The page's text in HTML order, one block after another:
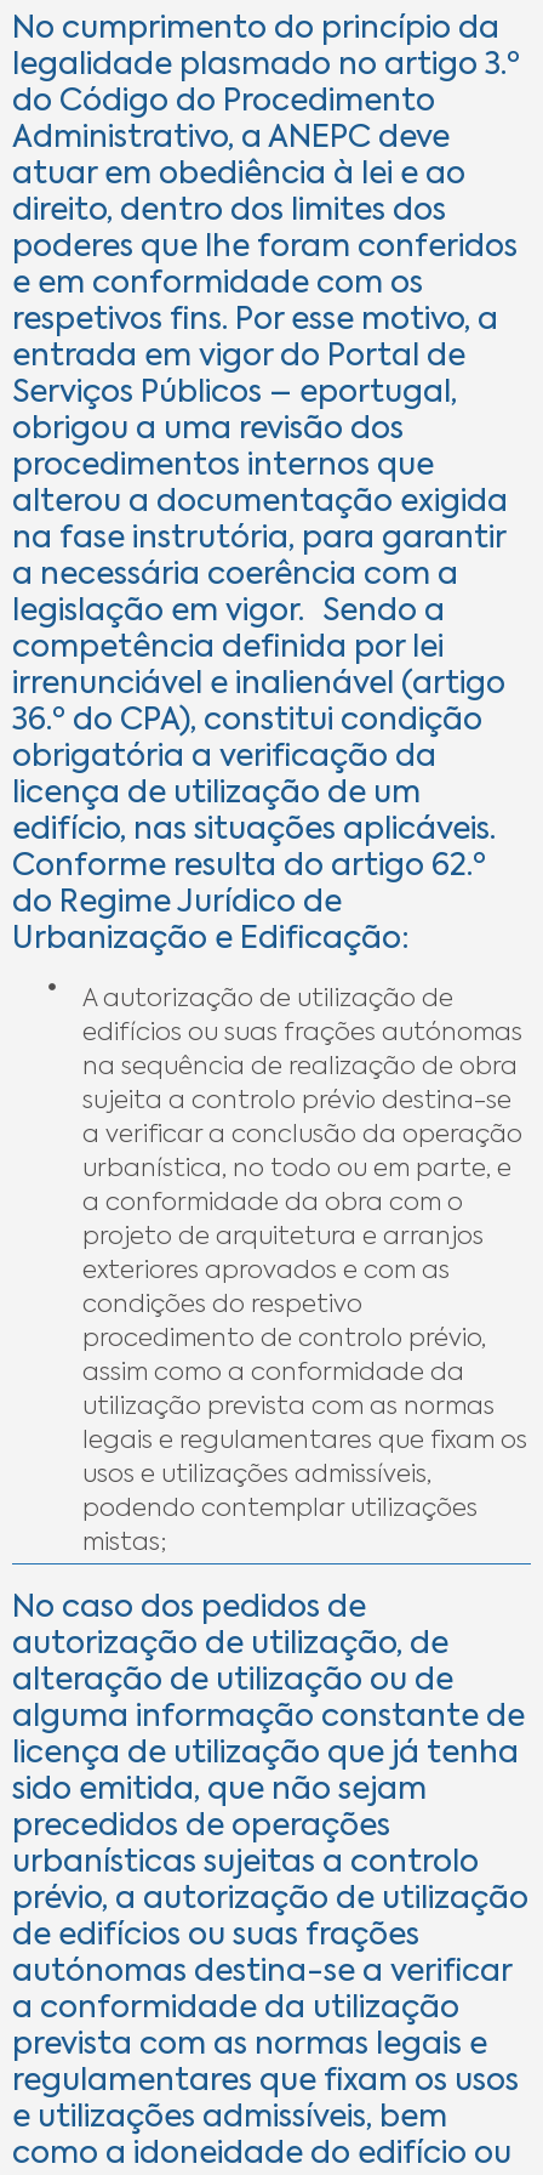
No cumprimento do princípio da
legalidade plasmado no artigo 3.º
do Código do Procedimento
Administrativo, a ANEPC deve
atuar em obediência à lei e ao
direito, dentro dos limites dos
poderes que lhe foram conferidos
e em conformidade com os
respetivos fins. Por esse motivo, a
entrada em vigor do Portal de
Serviços Públicos – eportugal,
obrigou a uma revisão dos
procedimentos internos que
alterou a documentação exigida
na fase instrutória, para garantir
a necessária coerência com a
legislação em vigor. Sendo a
competência definida por lei
irrenunciável e inalienável (artigo
36.º do CPA), constitui condição
obrigatória a verificação da
licença de utilização de um
edifício, nas situações aplicáveis.
Conforme resulta do artigo 62.º
do Regime Jurídico de
Urbanização e Edificação:
A autorização de utilização de
edifícios ou suas frações autónomas
na sequência de realização de obra
sujeita a controlo prévio destina-se
a verificar a conclusão da operação
urbanística, no todo ou em parte, e
a conformidade da obra com o
projeto de arquitetura e arranjos
exteriores aprovados e com as
condições do respetivo
procedimento de controlo prévio,
assim como a conformidade da
utilização prevista com as normas
legais e regulamentares que fixam os
usos e utilizações admissíveis,
podendo contemplar utilizações
mistas;
No caso dos pedidos de
autorização de utilização, de
alteração de utilização ou de
alguma informação constante de
licença de utilização que já tenha
sido emitida, que não sejam
precedidos de operações
urbanísticas sujeitas a controlo
prévio, a autorização de utilização
de edifícios ou suas frações
autónomas destina-se a verificar
a conformidade da utilização
prevista com as normas legais e
regulamentares que fixam os usos
e utilizações admissíveis, bem
como a idoneidade do edifício ou